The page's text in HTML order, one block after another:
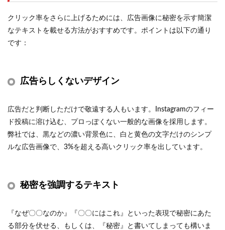
クリック率をさらに上げるためには、広告画像に秘密を示す簡潔
なテキストを載せる方法がおすすめです。ポイントは以下の通り
です：
広告らしくないデザイン
広告だと判断しただけで敬遠する人もいます。Instagramのフィー
ド投稿に溶け込む、プロっぽくない一般的な画像を採用します。
弊社では、黒などの濃い背景色に、白と黄色の文字だけのシンプ
ルな広告画像で、3%を超える高いクリック率を出しています。
秘密を強調するテキスト
『なぜ〇〇なのか』『〇〇にはこれ』といった表現で秘密にあた
る部分を伏せる、もしくは、『秘密』と書いてしまっても構いま